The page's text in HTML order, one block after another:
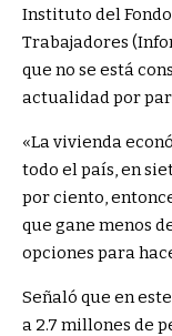
Instituto del
Trabajadores
que no se está
actualidad por
«La vivienda
todo el país, en
por ciento,
que gane menos
opciones para
Señaló que en
a 2.7 millones de